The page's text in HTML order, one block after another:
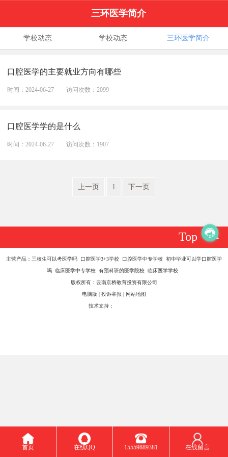
三环医学简介
学校动态 学校动态 三环医学简介
口腔医学的主要就业方向有哪些
时间：2024-06-27 访问次数：2099
口腔医学学的是什么
时间：2024-06-27 访问次数：1907
上一页 1 下一页
Top
主营产品：三校生可以考医学吗 口腔医学3+3学校 口腔医学中专学校 初中毕业可以学口腔医学
吗 临床医学中专学校 有预科班的医学院校 临床医学学校
版权所有：云南京桥教育投资有限公司
电脑版 | 投诉举报 | 网站地图
技术支持：
首页 在线QQ 15559889381 在线留言